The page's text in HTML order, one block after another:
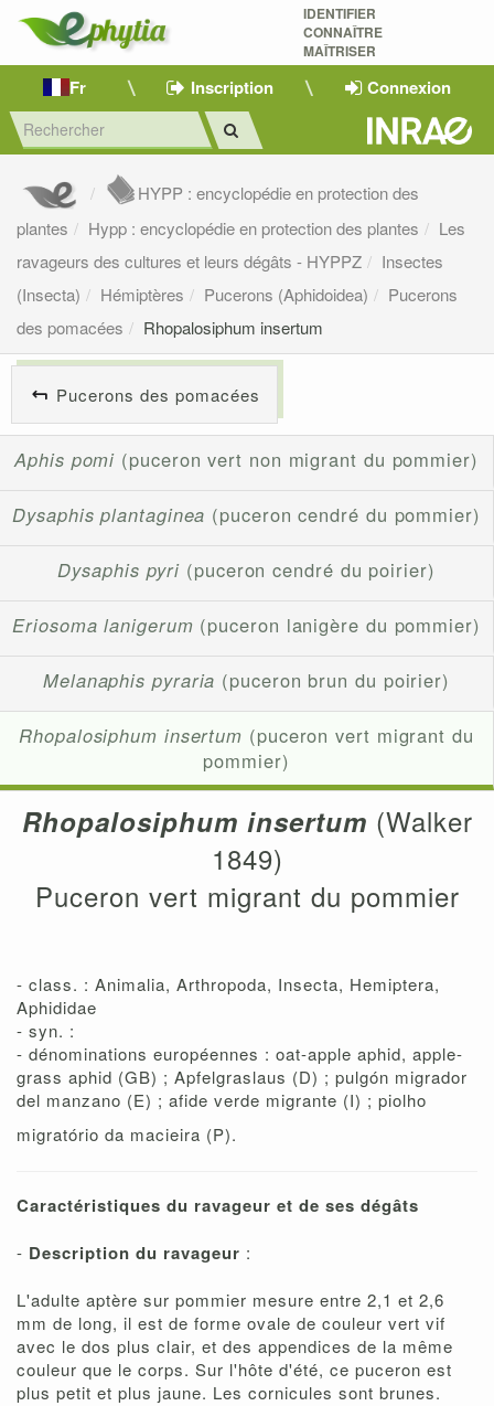
IDENTIFIER
CONNAÎTRE
MAÎTRISER
Fr Inscription Connexion
HYPP : encyclopédie en protection des
plantes
Hypp : encyclopédie en protection des plantes
Les
ravageurs des cultures et leurs dégâts - HYPPZ
Insectes
(Insecta)
Hémiptères Pucerons (Aphidoidea)
Pucerons
des pomacées
Rhopalosiphum insertum
Pucerons des pomacées
Aphis pomi (puceron vert non migrant du pommier)
Dysaphis plantaginea (puceron cendré du pommier)
Dysaphis pyri (puceron cendré du poirier)
Eriosoma lanigerum (puceron lanigère du pommier)
Melanaphis pyraria (puceron brun du poirier)
Rhopalosiphum insertum (puceron vert migrant du
pommier)
Rhopalosiphum insertum (Walker
1849)
Puceron vert migrant du pommier
- class. : Animalia, Arthropoda, Insecta, Hemiptera,
Aphididae
- syn. :
- dénominations européennes : oat-apple aphid, apple-
grass aphid (GB) ; Apfelgraslaus (D) ; pulgón migrador
del manzano (E) ; afide verde migrante (I) ; piolho
migratório da macieira (P).
Caractéristiques du ravageur et de ses dégâts
- Description du ravageur :
L'adulte aptère sur pommier mesure entre 2,1 et 2,6
mm de long, il est de forme ovale de couleur vert vif
avec le dos plus clair, et des appendices de la même
couleur que le corps. Sur l'hôte d'été, ce puceron est
plus petit et plus jaune. Les cornicules sont brunes.